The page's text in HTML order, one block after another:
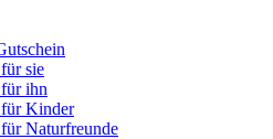
sie
ihn
für Kinder
Naturfreunde